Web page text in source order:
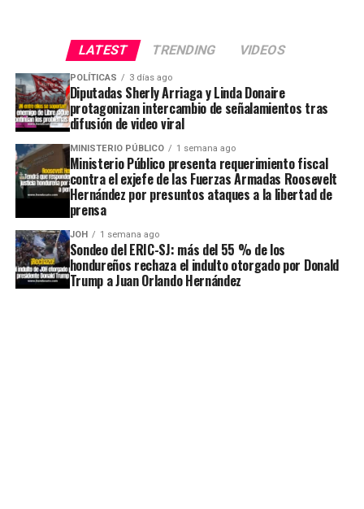
LATEST TRENDING VIDEOS
POLÍTICAS 3 días ago
Diputadas Sherly Arriaga y Linda Donaire
protagonizan intercambio de señalamientos tras
difusión de video viral
MINISTERIO PÚBLICO 1 semana ago
Ministerio Público presenta requerimiento fiscal
contra el exjefe de las Fuerzas Armadas Roosevelt
Hernández por presuntos ataques a la libertad de
prensa
JOH 1 semana ago
Sondeo del ERIC-SJ: más del 55 % de los
hondureños rechaza el indulto otorgado por Donald
Trump a Juan Orlando Hernández